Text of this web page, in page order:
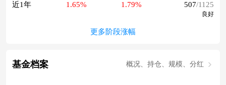
近1年 1.65% 1.79% 507/1125
良好
更多阶段涨幅
基金档案 概况、持仓、规模、分红